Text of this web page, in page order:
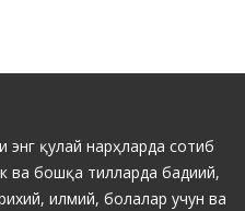
энг қулай нарҳларда сотиб
ва бошқа тилларда бадиий,
илмий, болалар учун ва